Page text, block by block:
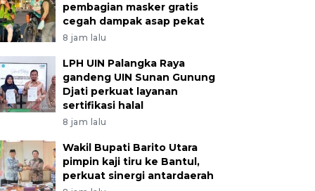
pembagian masker gratis
cegah dampak asap pekat
8 jam lalu
LPH UIN Palangka Raya
gandeng UIN Sunan Gunung
Djati perkuat layanan
sertifikasi halal
8 jam lalu
Wakil Bupati Barito Utara
pimpin kaji tiru ke Bantul,
perkuat sinergi antardaerah